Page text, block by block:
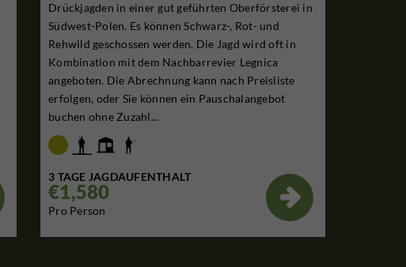
Drückjagden in einer gut geführten Oberförsterei in
Südwest-Polen. Es können Schwarz-, Rot- und
Rehwild geschossen werden. Die Jagd wird oft in
Kombination mit dem Nachbarrevier Legnica
angeboten. Die Abrechnung kann nach Preisliste
erfolgen, oder Sie können ein Pauschalangebot
buchen ohne Zuzahl...
3 TAGE JAGDAUFENTHALT
€1,580
Pro Person
